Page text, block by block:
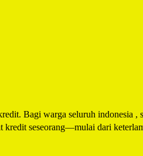
Bagi warga seluruh indonesia ,
kredit seseorang—mulai dari